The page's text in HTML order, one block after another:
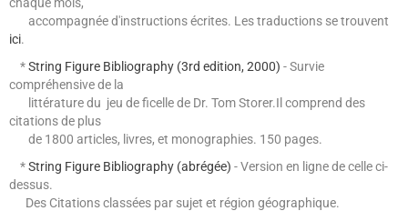
accompagnée d'instructions écrites. Les traductions se trouvent
ici.
*String Figure Bibliography (3rd edition, 2000) - Survie
compréhensive de la
littérature du jeu de ficelle de Dr. Tom Storer.Il comprend des
citations de plus
de 1800 articles, livres, et monographies. 150 pages.
*String Figure Bibliography (abrégée) - Version en ligne de celle ci-
dessus.
Des Citations classées par sujet et région géographique.